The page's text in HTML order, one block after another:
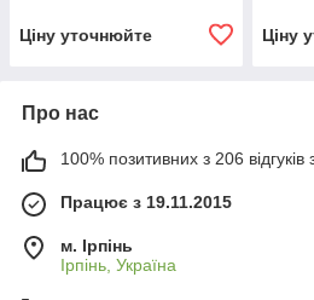
Ціну уточнюйте Ціну
Про нас
100% позитивних з 206 відгуків
Працює з 19.11.2015
м. Ірпінь
Ірпінь, Україна